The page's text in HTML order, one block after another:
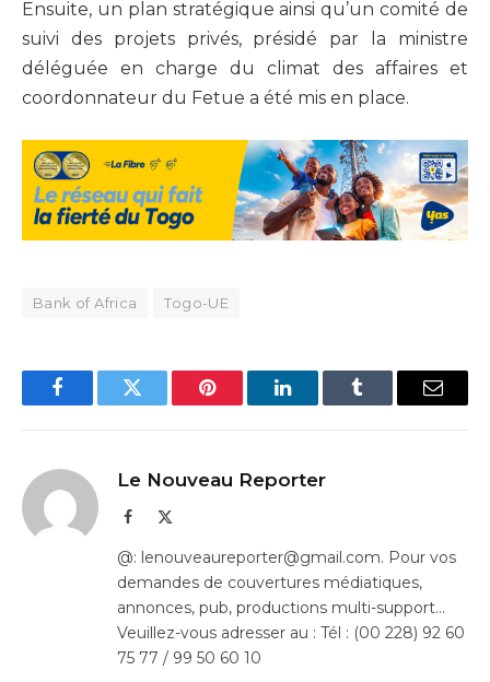
Ensuite, un plan stratégique ainsi qu’un comité de
suivi des projets privés, présidé par la ministre
déléguée en charge du climat des affaires et
coordonnateur du Fetue a été mis en place.
Bank of Africa Togo-UE
FacebookTwitter Pinterest LinkedInTumblr Email
Le Nouveau Reporter
Facebook
@: lenouveaureporter@gmail.com. Pour vos
demandes de couvertures médiatiques,
annonces, pub, productions multi-support…
Veuillez-vous adresser au : Tél : (00 228) 92 60
75 77 / 99 50 60 10